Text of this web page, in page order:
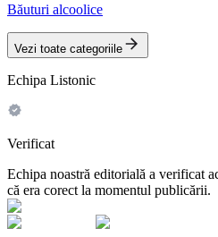
Băuturi alcoolice
Vezi toate categoriile
Echipa Listonic
Verificat
Echipa noastră editorială a verificat
că era corect la momentul publicării.